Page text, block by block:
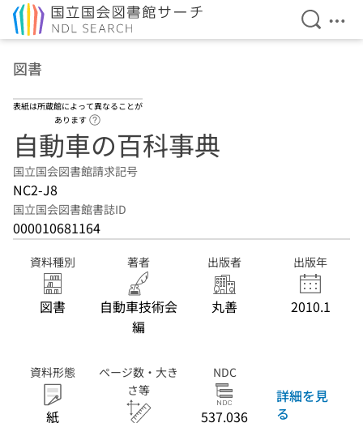
検索を
メ
図書
表紙は所蔵館によって異なることが
あります
自動車の百科事典
国立国会図書館請求記号
NC2-J8
国立国会図書館書誌ID
000010681164
資料種別
図書
著者
自動車技術会
編
出版者
丸善
出版年
2010.1
資料形態
紙
ページ数・大き
さ等
NDC
537.036
詳細を見
る